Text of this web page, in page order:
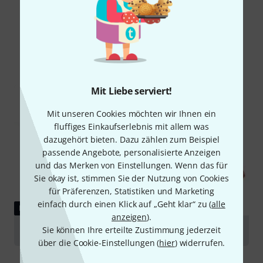
Mit Liebe serviert!
Mit unseren Cookies möchten wir Ihnen ein
fluffiges Einkaufserlebnis mit allem was
dazugehört bieten. Dazu zählen zum Beispiel
passende Angebote, personalisierte Anzeigen
und das Merken von Einstellungen. Wenn das für
Sie okay ist, stimmen Sie der Nutzung von Cookies
für Präferenzen, Statistiken und Marketing
einfach durch einen Klick auf „Geht klar“ zu (alle
anzeigen).
Sie können Ihre erteilte Zustimmung jederzeit
über die Cookie-Einstellungen (hier) widerrufen.
Schon gewusst?
Alle Ratgeber
RATGEBER
Violinen